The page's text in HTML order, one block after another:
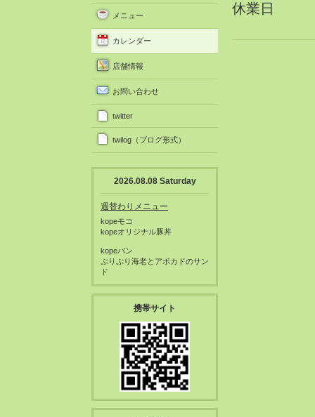
休業日
メニュー
カレンダー
店舗情報
お問い合わせ
twitter
twilog（ブログ形式）
2026.08.08 Saturday
週替わりメニュー
kopeモコ
kopeオリジナル豚丼
kopeパン
ぷりぷり海老とアボカドのサン
ド
携帯サイト